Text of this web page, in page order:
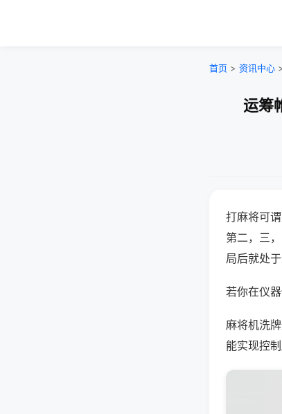
首页 > 资讯中心
运筹
打麻将可
第二，三
局后就处
若你在仪
麻将机洗
能实现控